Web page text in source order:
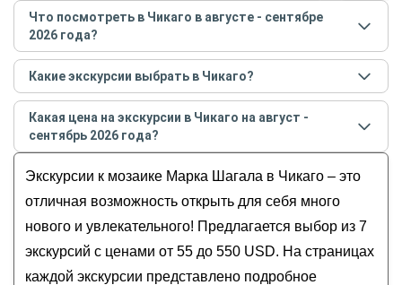
Что посмотреть в Чикаго в августе - сентябре
2026 года?
Самые популярные местав Чикагов августе -
сентябре 2026года:
Чикагский институт искусств
Букингемский фонтан
Миллениум-парк
Клауд-Гейт
Музей науки и промышленности
Какие экскурсии выбрать в Чикаго?
Самые популярные экскурсиив Чикагов августе -
сентябре 2026года:
Добро пожаловать в Чикаго!
Чикаго — родина небоскрёбов
Чикаго покоряет с первого взгляда!
Музей естественной истории Филда в Чикаго:
билет и аудиоэкскурсия
Из Чикаго по винодельням штата Мичиган
Какая цена на экскурсии в Чикаго на август -
сентябрь 2026 года?
2026года от 55до 550 USD
Экскурсии к мозаике Марка Шагала в Чикаго – это
отличная возможность открыть для себя много
нового и увлекательного! Предлагается выбор из 7
экскурсий с ценами от 55 до 550 USD. На страницах
каждой экскурсии представлено подробное